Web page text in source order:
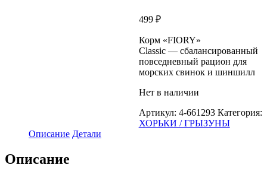
499 ₽
Корм «FIORY»
Classic — сбалансированный
повседневный рацион для
морских свинок и шиншилл
Нет в наличии
Артикул: 4-661293 Категория:
ХОРЬКИ / ГРЫЗУНЫ
Описание Детали
Описание